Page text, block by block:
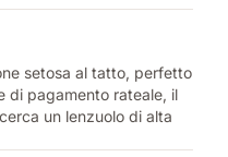
setosa al tatto, perfetto
di pagamento rateale, il
un lenzuolo di alta